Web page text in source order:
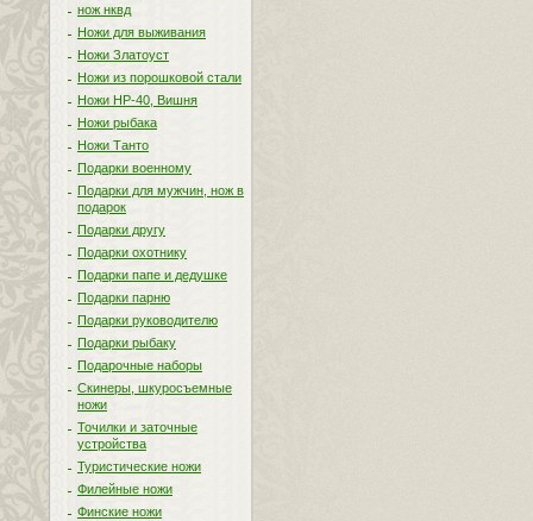
нож нквд
Ножи для выживания
Ножи Златоуст
Ножи из порошковой стали
Ножи НР-40, Вишня
Ножи рыбака
Ножи Танто
Подарки военному
Подарки для мужчин, нож в
подарок
Подарки другу
Подарки охотнику
Подарки папе и дедушке
Подарки парню
Подарки руководителю
Подарки рыбаку
Подарочные наборы
Скинеры, шкуросъемные
ножи
Точилки и заточные
устройства
Туристические ножи
Филейные ножи
Финские ножи